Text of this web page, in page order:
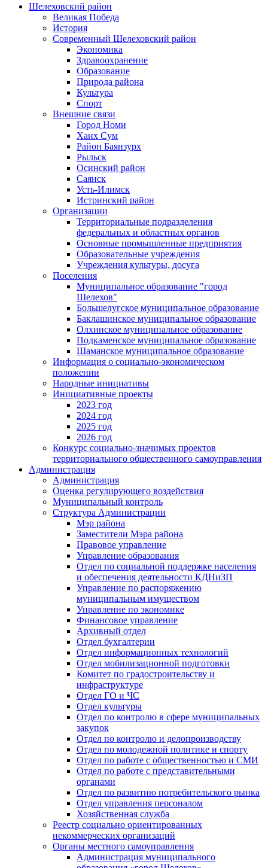
Шелеховский район
Великая Победа
История
Современный Шелеховский район
Экономика
Здравоохранение
Образование
Природа района
Культура
Спорт
Внешние связи
Город Номи
Ханх Сум
Район Баянзурх
Рыльск
Осинский район
Саянск
Усть-Илимск
Истринский район
Организации
Территориальные подразделения
федеральных и областных органов
Основные промышленные предприятия
Образовательные учреждения
Учреждения культуры, досуга
Поселения
Муниципальное образование "город
Шелехов"
Большелугское муниципальное образование
Баклашинское муниципальное образование
Олхинское муниципальное образование
Подкаменское муниципальное образование
Шаманское муниципальное образование
Информация о социально-экономическом
положении
Народные инициативы
Инициативные проекты
2023 год
2024 год
2025 год
2026 год
Конкурс социально-значимых проектов
территориального общественного самоуправления
Администрация
Администрация
Оценка регулирующего воздействия
Муниципальный контроль
Структура Администрации
Мэр района
Заместители Мэра района
Правовое управление
Управление образования
Отдел по социальной поддержке населения
и обеспечения деятельности КДНиЗП
Управление по распоряжению
муниципальным имуществом
Управление по экономике
Финансовое управление
Архивный отдел
Отдел бухгалтерии
Отдел информационных технологий
Отдел мобилизационной подготовки
Комитет по градостроительству и
инфраструктуре
Отдел ГО и ЧС
Отдел культуры
Отдел по контролю в сфере муниципальных
закупок
Отдел по контролю и делопроизводству
Отдел по молодежной политике и спорту
Отдел по работе с общественностью и СМИ
Отдел по работе с представительными
органами
Отдел по развитию потребительского рынка
Отдел управления персоналом
Хозяйственная служба
Реестр социально ориентированных
некоммерческих организаций
Органы местного самоуправления
Администрация муниципального